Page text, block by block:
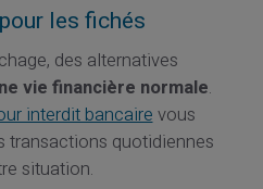
les fichés
des alternatives
vie financière normale.
interdit bancairevous
transactions quotidiennes
situation.